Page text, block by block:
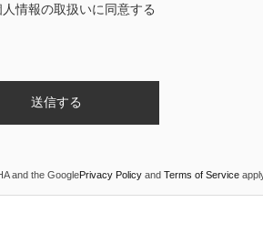
人情報の取扱いに同意する
and the GooglePrivacy Policy and Terms of Service